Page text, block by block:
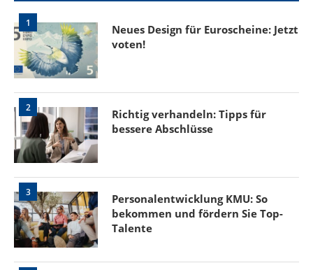
1
Neues Design für Euroscheine: Jetzt
voten!
2
Richtig verhandeln: Tipps für
bessere Abschlüsse
3
Personalentwicklung KMU: So
bekommen und fördern Sie Top-
Talente